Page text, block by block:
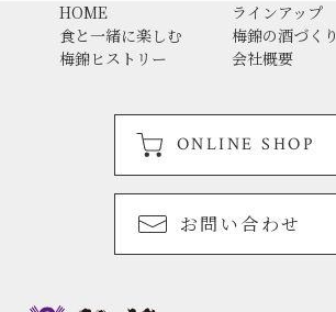
HOME
ラインアップ
食と一緒に楽しむ
梅錦の酒づくり
梅錦ヒストリー
会社概要
ONLINE SHOP
お問い合わせ